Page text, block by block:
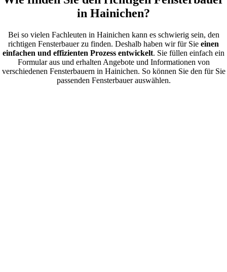
in Hainichen?
Bei so vielen Fachleuten in Hainichen kann es schwierig sein, den
richtigen Fensterbauer zu finden. Deshalb haben wir für Sie einen
einfachen und effizienten Prozess entwickelt. Sie füllen einfach ein
Formular aus und erhalten Angebote und Informationen von
verschiedenen Fensterbauern in Hainichen. So können Sie den für Sie
passenden Fensterbauer auswählen.